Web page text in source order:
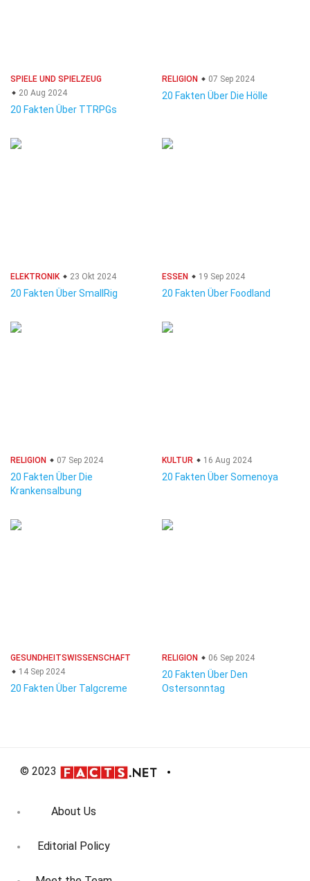
SPIELE UND SPIELZEUG
20 Aug 2024
20 Fakten Über TTRPGs
RELIGION 07 Sep 2024
20 Fakten Über Die Hölle
ELEKTRONIK 23 Okt 2024
20 Fakten Über SmallRig
ESSEN 19 Sep 2024
20 Fakten Über Foodland
RELIGION 07 Sep 2024
20 Fakten Über Die
Krankensalbung
KULTUR 16 Aug 2024
20 Fakten Über Somenoya
GESUNDHEITSWISSENSCHAFT
14 Sep 2024
20 Fakten Über Talgcreme
RELIGION 06 Sep 2024
20 Fakten Über Den
Ostersonntag
© 2023
About Us
Editorial Policy